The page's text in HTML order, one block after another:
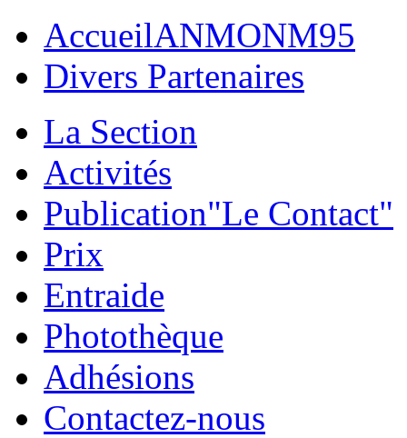
AccueilANMONM95
Divers Partenaires
La Section
Activités
Publication"Le Contact"
Prix
Entraide
Photothèque
Adhésions
Contactez-nous